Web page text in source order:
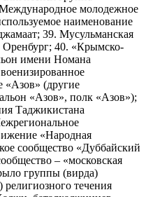
молодежное
наименование
39. Мусульманская
Оренбург; 40. «Крымско-
имени Номана
«Азов» (другие
«Азов», полк «Азов»);
Таджикистана
«Народная
сообщество «Дуббайский
– «московская
группы (вирда)
течения